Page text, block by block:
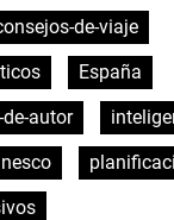
de-viaje
España
autor